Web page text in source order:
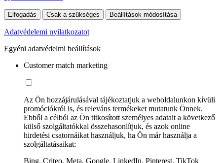
Elfogadás Csak a szükséges Beállítások módosítása
Adatvédelemi nyilatkozatot
Egyéni adatvédelmi beállítások
Customer match marketing
Az Ön hozzájárulásával tájékoztatjuk a weboldalunkon kívüli
promóciókról is, és releváns termékeket mutatunk Önnek.
Ebből a célból az Ön titkosított személyes adatait a következő
külső szolgáltatókkal összehasonlítjuk, és azok online
hirdetési csatornáikat használjuk, ha Ön már használja a
szolgáltatásaikat:
Bing, Criteo, Meta, Google, LinkedIn, Pinterest, TikTok